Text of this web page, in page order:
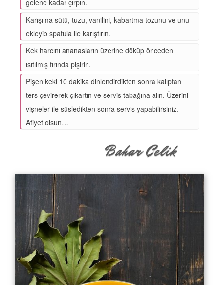
gelene kadar çırpın.
Karışıma sütü, tuzu, vanilini, kabartma tozunu ve unu
ekleyip spatula ile karıştırın.
Kek harcını ananasların üzerine döküp önceden
ısıtılmış fırında pişirin.
Pişen keki 10 dakika dinlendirdikten sonra kalıptan
ters çevirerek çıkartın ve servis tabağına alın. Üzerini
vişneler ile süsledikten sonra servis yapabilirsiniz.
Afiyet olsun…